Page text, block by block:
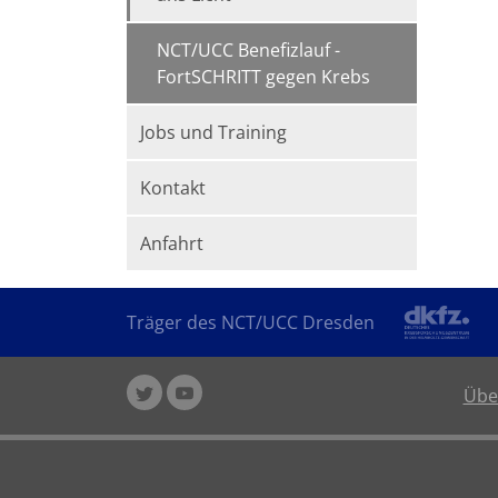
NCT/UCC Benefizlauf -
FortSCHRITT gegen Krebs
Jobs und Training
Kontakt
Anfahrt
Träger des NCT/UCC Dresden